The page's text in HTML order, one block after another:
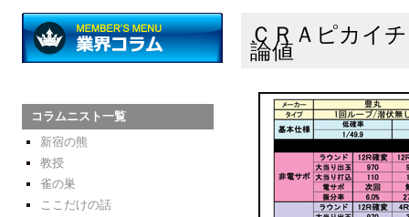
コラムニスト一覧
新宿の熊
教授
雀の巣
ここだけの話
ＣＲＡピカイ
論値